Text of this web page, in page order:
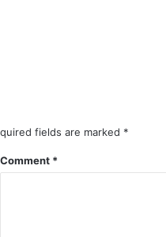
क
वा
ख्या
में
ग्रा
quired fields are marked *
Comment *